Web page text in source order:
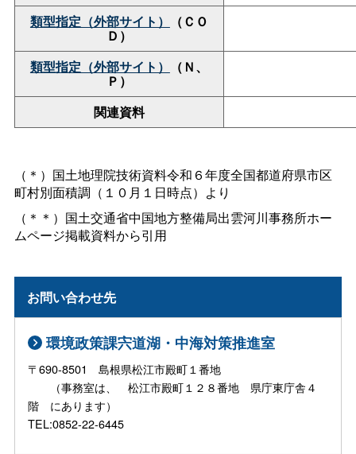
類型指定（外部サイト）
（ＣＯ
Ｄ）
類型指定（外部サイト）
（Ｎ、
Ｐ）
関連資料
（＊）国土地理院技術資料令和６年度全国都道府県市区
町村別面積調（１０月１日時点）より
（＊＊）国土交通省中国地方整備局出雲河川事務所ホー
ムページ掲載資料から引用
お問い合わせ先
環境政策課宍道湖・中海対策推進室
〒690-8501 島根県松江市殿町１番地
（事務室は、 松江市殿町１２８番地 県庁東庁舎４
階 にあります）
TEL:0852-22-6445